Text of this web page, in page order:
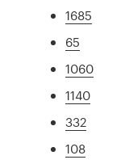
1685
65
1060
1140
332
108